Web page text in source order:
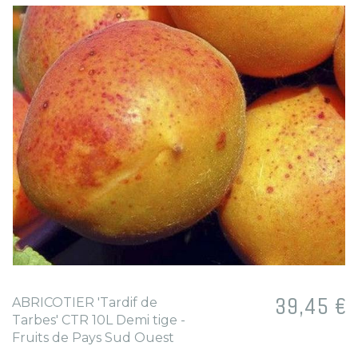
ABRICOTIER 'Tardif de
Tarbes' CTR 10L Demi tige -
Fruits de Pays Sud Ouest
Prix
39,45 €